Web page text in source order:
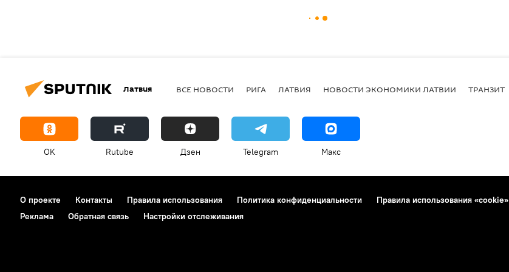
Латвия ВСЕ НОВОСТИ РИГА ЛАТВИЯ НОВОСТИ ЭКОНОМИКИ ЛАТВИИ ТРАНЗИТ
OK Rutube Дзен Telegram Макс
О проекте Контакты Правила использования Политика конфиденциальности Правила использования «cookie»
Реклама
Обратная связь Настройки отслеживания